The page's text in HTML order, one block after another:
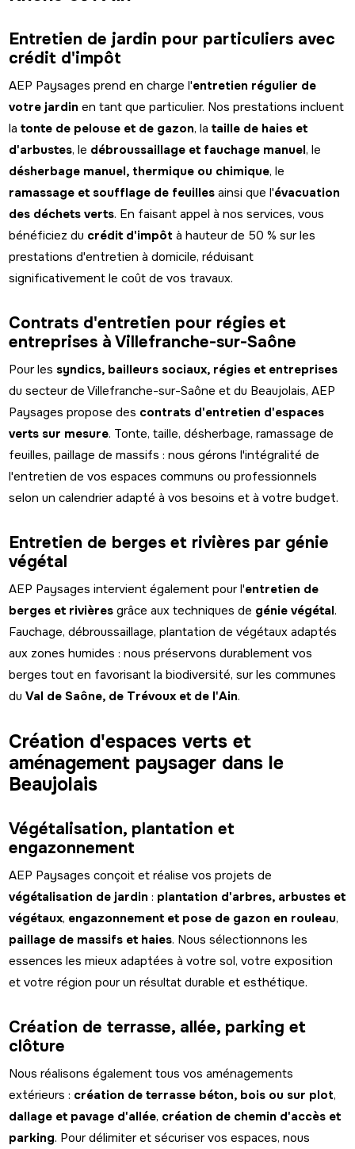
Entretien de jardin pour particuliers avec
crédit d'impôt
AEP Paysages prend en charge l'entretien régulier de
votre jardin en tant que particulier. Nos prestations incluent
latonte de pelouse et de gazon, lataille de haies et
d'arbustes, le débroussaillage et fauchage manuel, le
désherbage manuel, thermique ou chimique, le
ramassage et soufflage de feuilles ainsi que l'évacuation
des déchets verts. En faisant appel à nos services, vous
bénéficiez du crédit d'impôt à hauteur de 50 % sur les
prestations d'entretien à domicile, réduisant
significativement le coût de vos travaux.
Contrats d'entretien pour régies et
entreprises à Villefranche-sur-Saône
Pour les syndics, bailleurs sociaux, régies et entreprises
du secteur de Villefranche-sur-Saône et du Beaujolais, AEP
Paysages propose des contrats d'entretien d'espaces
verts sur mesure. Tonte, taille, désherbage, ramassage de
feuilles, paillage de massifs : nous gérons l'intégralité de
l'entretien de vos espaces communs ou professionnels
selon un calendrier adapté à vos besoins et à votre budget.
Entretien de berges et rivières par génie
végétal
AEP Paysages intervient également pour l'entretien de
berges et rivières grâce aux techniques de génie végétal.
Fauchage, débroussaillage, plantation de végétaux adaptés
aux zones humides : nous préservons durablement vos
berges tout en favorisant la biodiversité, sur les communes
duVal de Saône, de Trévoux et de l'Ain.
Création d'espaces verts et
aménagement paysager dans le
Beaujolais
Végétalisation, plantation et
engazonnement
AEP Paysages conçoit et réalise vos projets de
végétalisation de jardin : plantation d'arbres, arbustes et
végétaux, engazonnement et pose de gazon en rouleau,
paillage de massifs et haies. Nous sélectionnons les
essences les mieux adaptées à votre sol, votre exposition
et votre région pour un résultat durable et esthétique.
Création de terrasse, allée, parking et
clôture
Nous réalisons également tous vos aménagements
extérieurs : création de terrasse béton, bois ou sur plot,
dallage et pavage d'allée, création de chemin d'accès et
parking. Pour délimiter et sécuriser vos espaces, nous